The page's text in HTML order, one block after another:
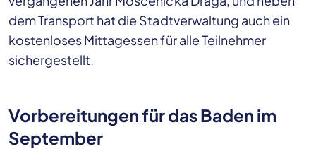
dem Transport hat die Stadtverwaltung auch ein
kostenloses Mittagessen für alle Teilnehmer
sichergestellt.
Vorbereitungen für das Baden im
September